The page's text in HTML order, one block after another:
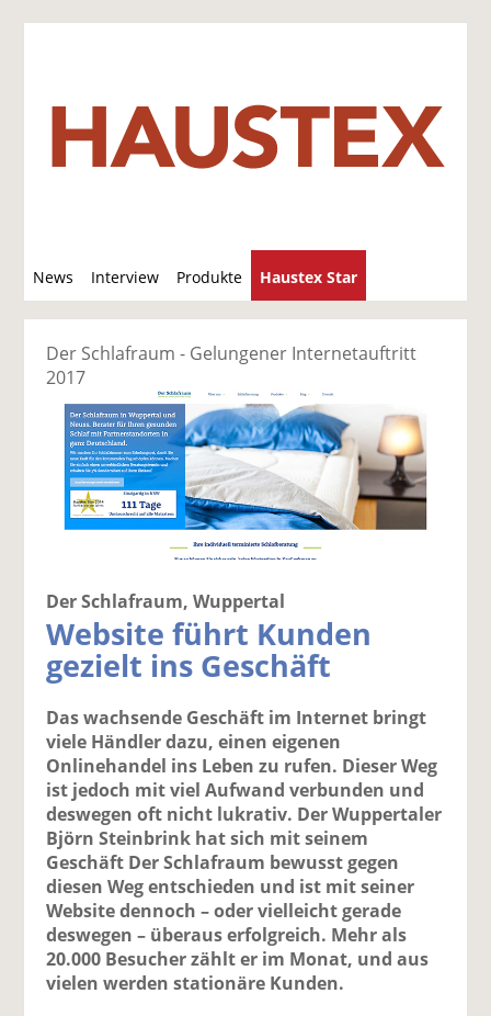
News Interview Produkte Haustex Star
u
c
Der Schlafraum - Gelungener Internetauftritt
2017
Der Schlafraum, Wuppertal
Website führt Kunden
gezielt ins Geschäft
Das wachsende Geschäft im Internet bringt
viele Händler dazu, einen eigenen
Onlinehandel ins Leben zu rufen. Dieser Weg
ist jedoch mit viel Aufwand verbunden und
deswegen oft nicht lukrativ. Der Wuppertaler
Björn Steinbrink hat sich mit seinem
Geschäft Der Schlafraum bewusst gegen
diesen Weg entschieden und ist mit seiner
Website dennoch – oder vielleicht gerade
deswegen – überaus erfolgreich. Mehr als
20.000 Besucher zählt er im Monat, und aus
vielen werden stationäre Kunden.